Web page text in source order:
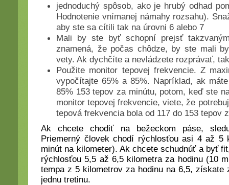
jednoduchý spôsob, ako je hrubý odhad
Hodnotenie vnímanej námahy rozsahu).
aby ste sa cítili tak na úrovni 6 alebo 7
Mali by ste byť schopní prejsť
znamená, že počas chôdze, by ste mali
vety. Ak dychčíte a nevládzete rozprávať,
Použite monitor tepovej frekvencie. Z
vypočítajte 65% a 85%. Napríklad, ak
85% 153 tepov za minútu, potom, keď ste
monitor tepovej frekvencie, viete, že
tepová frekvencia bola od 117 do 153 tepov
Ak chcete chodiť na bežeckom páse,
Priemerný človek chodí rýchlosťou asi 4 až 5
minút na kilometer). Ak chcete schudnúť a byť
rýchlosťou 5,5 až 6,5 kilometra za hodinu (10
tempa z 5 kilometrov za hodinu na 6,5, získate
jednu tretinu.